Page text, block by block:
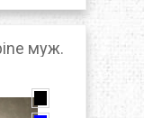
муж.